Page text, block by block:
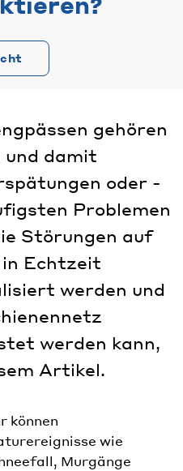
gehören
damit
oder -
Problemen
Störungen auf
in Echtzeit
werden und
werden kann,
Artikel.
können
wie
Murgänge